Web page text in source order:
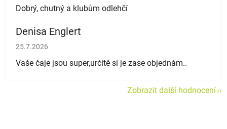
Dobrý, chutný a klubům odlehčí
Denisa Englert
Hodnocení obchodu je 5 z 5 hvězdiček.
25.7.2026
Vaše čaje jsou super,určitě si je zase objednám..
Zobrazit další hodnocení